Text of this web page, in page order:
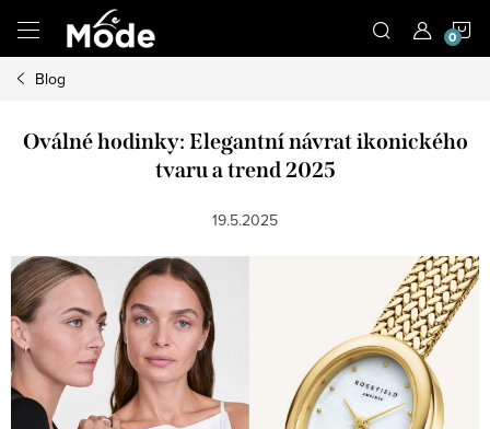
obsah
Blog
Oválné hodinky: Elegantní návrat ikonického
tvaru a trend 2025
19.5.2025